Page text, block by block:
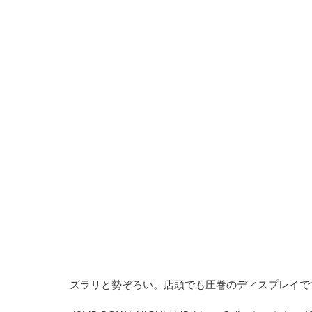
ズラリと勢ぞろい。店頭でも圧巻のディスプレイ